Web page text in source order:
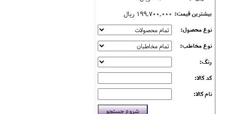
بیشترین قیمت: 199,700,000 ریال
نوع محصول:
نوع مخاطب:
رنگ:
کد کالا:
نام کالا: